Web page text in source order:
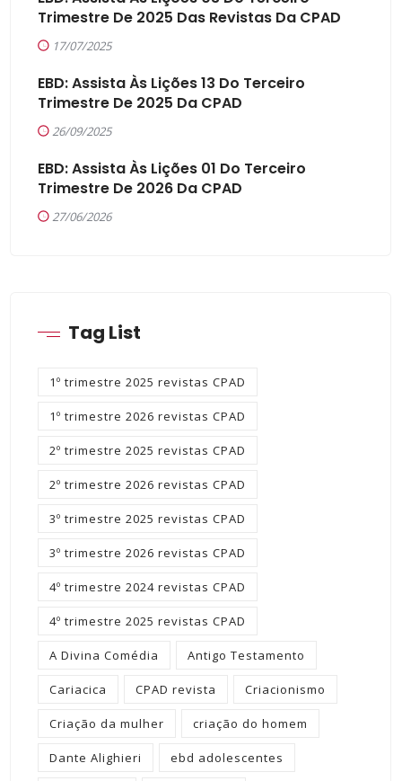
Trimestre De 2025 Das Revistas Da CPAD
17/07/2025
EBD: Assista Às Lições 13 Do Terceiro
Trimestre De 2025 Da CPAD
26/09/2025
EBD: Assista Às Lições 01 Do Terceiro
Trimestre De 2026 Da CPAD
27/06/2026
Tag List
1º trimestre 2025 revistas CPAD
1º trimestre 2026 revistas CPAD
2º trimestre 2025 revistas CPAD
2º trimestre 2026 revistas CPAD
3º trimestre 2025 revistas CPAD
3º trimestre 2026 revistas CPAD
4º trimestre 2024 revistas CPAD
4º trimestre 2025 revistas CPAD
A Divina Comédia Antigo Testamento
Cariacica CPAD revista Criacionismo
Criação da mulher criação do homem
Dante Alighieri ebd adolescentes